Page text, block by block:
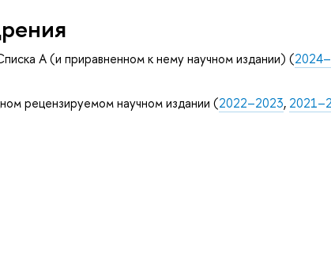
А (и приравненном к нему научном издании) (2024–
рецензируемом научном издании (2022–2023,